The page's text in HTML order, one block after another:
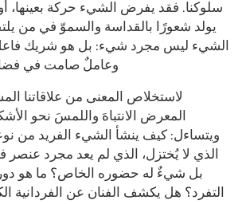
سلوكنا. فقد يفرض الشيء حركة بعينها،
يولد شعورًا بالقداسة والسموّ في من
الشيء ليس مجرد شيء: بل هو شريك
وعاملٌ صامت في
لاستخلاص المعنى من علاقاتنا
المعرض الانتباهَ واللمسَ نحو
ويتساءل: كيف ينشأ الشيء الفريد من
الذي لا يُختزل، الذي لم يعد مجرد
بل شيءٌ له حضوره الخاص؟ ما هو دور
التفرد؟ هل يكشف الفنان عن الفردانية